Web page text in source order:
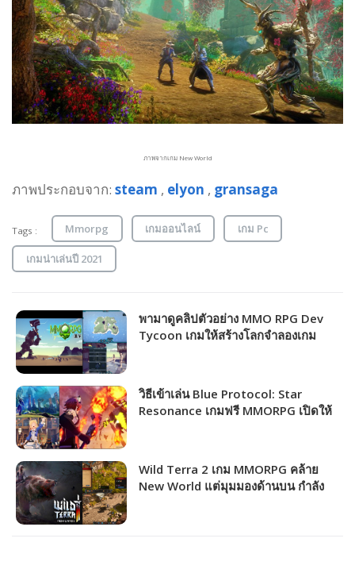
ภาพจากเกม New World
ภาพประกอบจาก: steam , elyon , gransaga
Tags : Mmorpg เกมออนไลน์ เกม Pc
เกมน่าเล่นปี 2021
พามาดูคลิปตัวอย่าง MMO RPG Dev
Tycoon เกมให้สร้างโลกจำลองเกม
วิธีเข้าเล่น Blue Protocol: Star
Resonance เกมฟรี MMORPG เปิดให้
Wild Terra 2 เกม MMORPG คล้าย
New World แต่มุมมองด้านบน กำลัง